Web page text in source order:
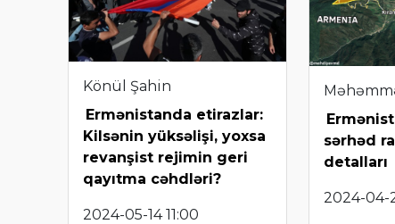
Könül Şahin
Ermənistanda etirazlar:
Kilsənin yüksəlişi, yoxsa
revanşist rejimin geri
qayıtma cəhdləri?
2024-05-14 11:00
sərhəd
detalları
2024-04-